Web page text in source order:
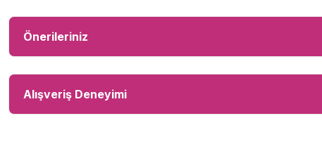
Önerileriniz
Alışveriş Deneyimi